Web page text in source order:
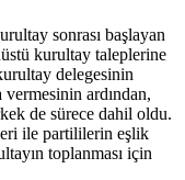
sonrası başlayan
kurultay taleplerine
delegesinin
ardından,
de sürece dahil oldu.
ile partililerin eşlik
toplanması için